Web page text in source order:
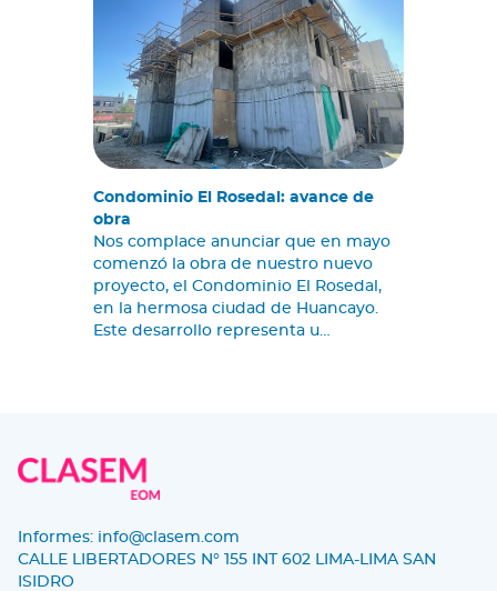
Condominio El Rosedal: avance de
obra
Nos complace anunciar que en mayo
comenzó la obra de nuestro nuevo
proyecto, el Condominio El Rosedal,
en la hermosa ciudad de Huancayo.
Este desarrollo representa u…
Informes: info@clasem.com
CALLE LIBERTADORES N° 155 INT 602 LIMA-LIMA SAN
ISIDRO